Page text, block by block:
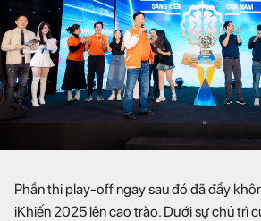
Phần thi play-off ngay sau đó đã đẩy
iKhiến 2025 lên cao trào. Dưới sự chủ trì